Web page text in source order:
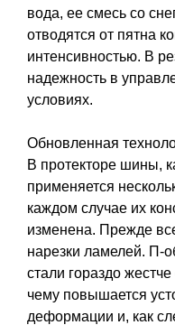
вода, ее смесь со
отводятся от пятна
интенсивностью. В
надежность в
условиях.
Обновленная
В протекторе шины,
применяется
каждом случае их
изменена. Прежде
нарезки ламелей. П-
стали гораздо
чему повышается
деформации и, как